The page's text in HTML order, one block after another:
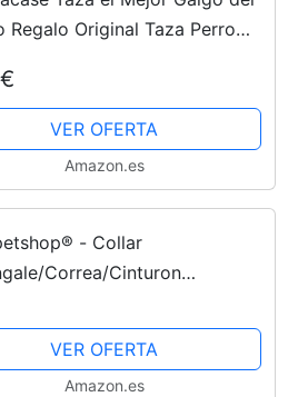
Regalo Original Taza Perro
VER OFERTA
Amazon.es
- Collar
Correa/Cinturon
- Hecho a Mano en
Modelo (Sonar Fux)
VER OFERTA
Amazon.es